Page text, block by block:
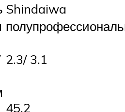
Shindaiwa
2.3/ 3.1
45.2